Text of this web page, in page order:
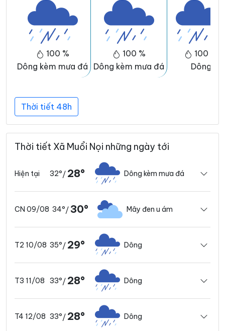
100 %
Dông kèm mưa đá
100 %
Dông kèm mưa đá
100 %
Dông
Thời tiết 48h
Thời tiết Xã Muổi Nọi những ngày tới
Hiện tại 32°/ 28° Dông kèm mưa đá
CN 09/08 34°/ 30° Mây đen u ám
T2 10/08 35°/ 29° Dông
T3 11/08 33°/ 28° Dông
T4 12/08 33°/ 28° Dông